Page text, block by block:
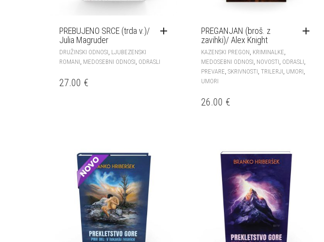
PREBUJENO SRCE (trda v.)/
Julia Magruder
DRUŽINSKI ODNOSI, LJUBEZENSKI
ROMANI, MEDOSEBNI ODNOSI, ODRASLI
27.00 €
PREGANJAN (broš. z
zavihki)/ Alex Knight
KAZENSKI PREGON, KRIMINALKE,
MEDOSEBNI ODNOSI, NOVOSTI, ODRASLI,
PREVARE,SKRIVNOSTI,TRILERJI, UMORI,
UMORI
26.00 €